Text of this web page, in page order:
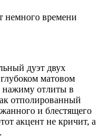
немного времени
дуэт двух
матовом
нажиму отлиты в
отполированный
и блестящего
акцент не кричит, а